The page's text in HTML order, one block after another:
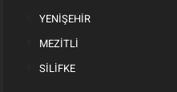
YENİŞEHİR
MEZİTLİ
SİLİFKE